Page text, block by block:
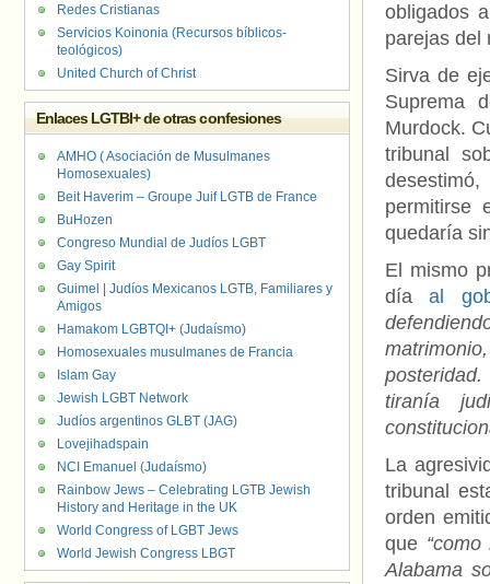
obligados
parejas del
Sirva de
Suprema
Murdock.
tribunal
permitirse
quedaría
El mismo
díaal
tiranía
La
tribunal
orden
que
Alabama
Redes Cristianas
Servicios Koinonia (Recursos bíblicos-
teológicos)
United Church of Christ
Enlaces LGTBI+ de otras confesiones
AMHO ( Asociación de Musulmanes
Homosexuales)
Beit Haverim – Groupe Juif LGTB de France
BuHozen
Congreso Mundial de Judíos LGBT
Gay Spirit
Guimel | Judíos Mexicanos LGTB, Familiares y
Amigos
Hamakom LGBTQI+ (Judaísmo)
Homosexuales musulmanes de Francia
Islam Gay
Jewish LGBT Network
Judíos argentinos GLBT (JAG)
Lovejihadspain
NCI Emanuel (Judaísmo)
Rainbow Jews – Celebrating LGTB Jewish
History and Heritage in the UK
World Congress of LGBT Jews
World Jewish Congress LBGT